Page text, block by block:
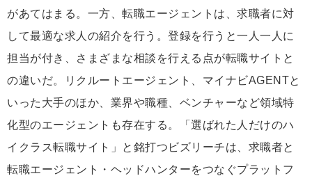
があてはまる。一方、転職エージェントは、求職者に対
して最適な求人の紹介を行う。登録を行うと一人一人に
担当が付き、さまざまな相談を行える点が転職サイトと
の違いだ。リクルートエージェント、マイナビAGENTと
いった大手のほか、業界や職種、ベンチャーなど領域特
化型のエージェントも存在する。「選ばれた人だけのハ
イクラス転職サイト」と銘打つビズリーチは、求職者と
転職エージェント・ヘッドハンターをつなぐプラットフ